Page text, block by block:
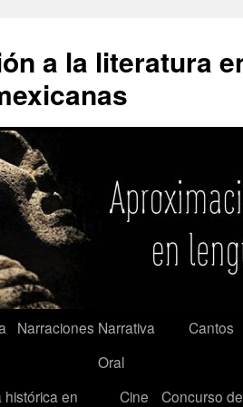
a la literatura
Narraciones Narrativa
Oral
Cantos
histórica en
Cine
Concurso